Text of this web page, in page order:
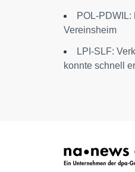
POL-
Vereinsheim
LPI-SLF:
konnte schnell